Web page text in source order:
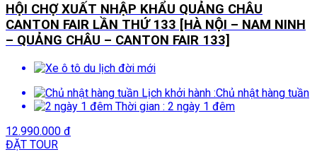
HỘI CHỢ XUẤT NHẬP KHẨU QUẢNG CHÂU
CANTON FAIR LẦN THỨ 133 [HÀ NỘI – NAM NINH
– QUẢNG CHÂU – CANTON FAIR 133]
Lịch khởi hành :Chủ nhật hàng tuần
Thời gian : 2 ngày 1 đêm
12.990.000 đ
ĐẶT TOUR